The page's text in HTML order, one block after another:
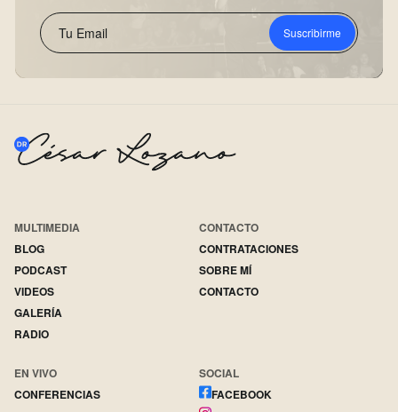
Suscribirme
MULTIMEDIA
BLOG
PODCAST
VIDEOS
GALERÍA
RADIO
CONTACTO
CONTRATACIONES
SOBRE MÍ
CONTACTO
EN VIVO
CONFERENCIAS
SOCIAL
FACEBOOK